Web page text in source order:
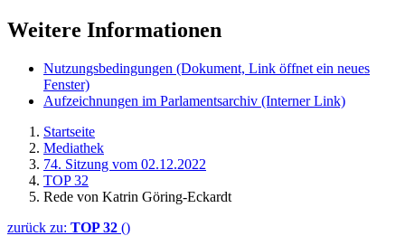
Weitere Informationen
Nutzungsbedingungen (Dokument, Link öffnet ein neues
Fenster)
Aufzeichnungen im Parlamentsarchiv (Interner Link)
Startseite
Mediathek
74. Sitzung vom 02.12.2022
TOP 32
Rede von Katrin Göring-Eckardt
zurück zu: TOP 32 ()